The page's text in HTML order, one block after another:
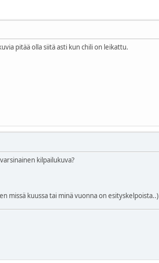
pitää olla siitä asti kun chili on leikattu.
kilpailukuva?
missä kuussa tai minä vuonna on esityskelpoista..)